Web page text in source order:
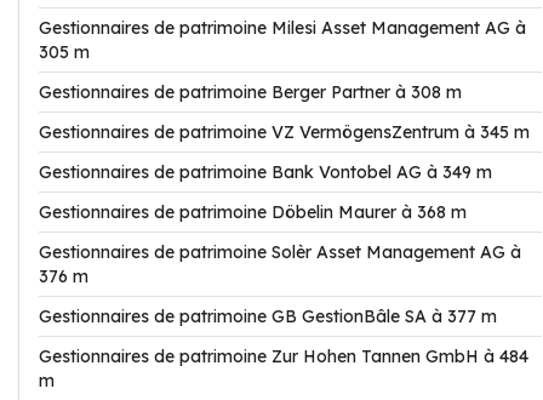
Gestionnaires de patrimoine Milesi Asset Management AG à
305 m
Gestionnaires de patrimoine Berger Partner à 308 m
Gestionnaires de patrimoine VZ VermögensZentrum à 345 m
Gestionnaires de patrimoine Bank Vontobel AG à 349 m
Gestionnaires de patrimoine Döbelin Maurer à 368 m
Gestionnaires de patrimoine Solèr Asset Management AG à
376 m
Gestionnaires de patrimoine GB GestionBâle SA à 377 m
Gestionnaires de patrimoine Zur Hohen Tannen GmbH à 484
m